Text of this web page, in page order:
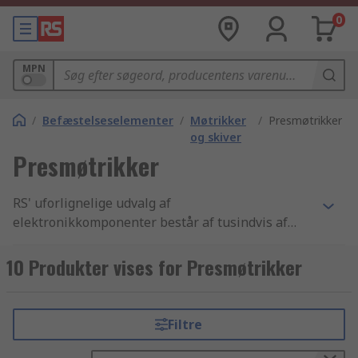
0
MPN
/ Befæstelseselementer / Møtrikker
og skiver
/ Presmøtrikker
Presmøtrikker
RS' uforlignelige udvalg af
elektronikkomponenter består af tusindvis af
Murpløkke, murankre og Presmøtrikker
komponenter. Vi har de bedste Presmøtrikker
levering fra lager i branchen. Vi tilbyder tusindvis
af industri-godkendte Tyndplade- og
10 Produkter vises for Presmøtrikker
Filtre